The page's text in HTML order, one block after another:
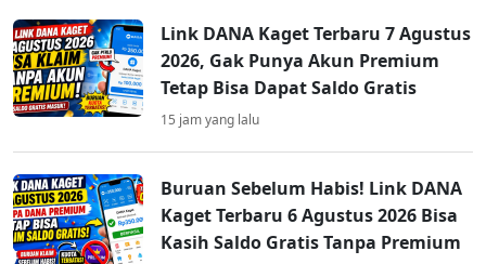
Link DANA Kaget Terbaru 7 Agustus
2026, Gak Punya Akun Premium
Tetap Bisa Dapat Saldo Gratis
15 jam yang lalu
Buruan Sebelum Habis! Link DANA
Kaget Terbaru 6 Agustus 2026 Bisa
Kasih Saldo Gratis Tanpa Premium